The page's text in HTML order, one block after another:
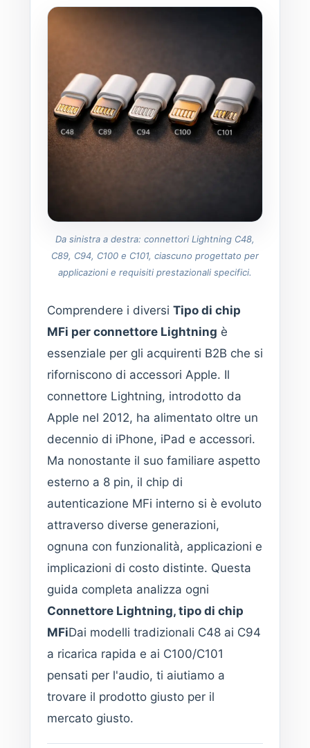
Da sinistra a destra: connettori Lightning C48,
C89, C94, C100 e C101, ciascuno progettato per
applicazioni e requisiti prestazionali specifici.
Comprendere i diversi Tipo di chip
MFi per connettore Lightning è
essenziale per gli acquirenti B2B che si
riforniscono di accessori Apple. Il
connettore Lightning, introdotto da
Apple nel 2012, ha alimentato oltre un
decennio di iPhone, iPad e accessori.
Ma nonostante il suo familiare aspetto
esterno a 8 pin, il chip di
autenticazione MFi interno si è evoluto
attraverso diverse generazioni,
ognuna con funzionalità, applicazioni e
implicazioni di costo distinte. Questa
guida completa analizza ogni
Connettore Lightning, tipo di chip
MFiDai modelli tradizionali C48 ai C94
a ricarica rapida e ai C100/C101
pensati per l'audio, ti aiutiamo a
trovare il prodotto giusto per il
mercato giusto.